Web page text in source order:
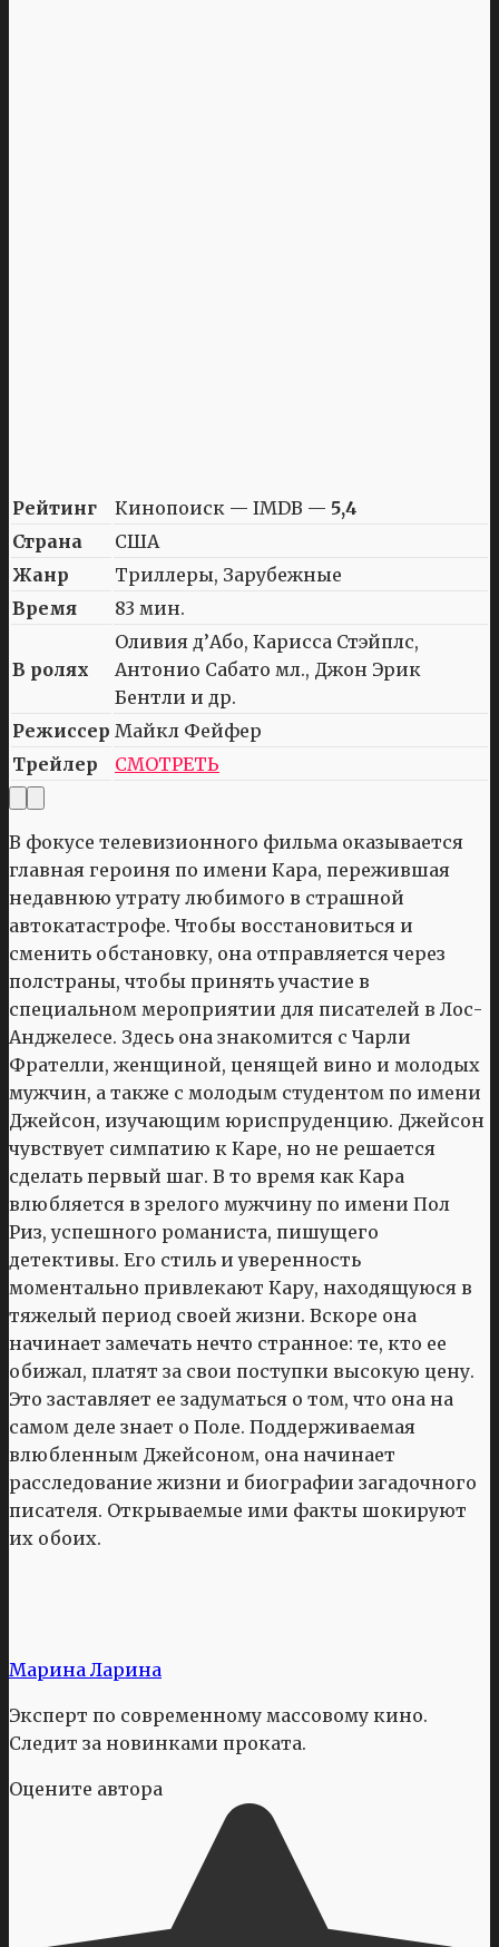
Рейтинг Кинопоиск — IMDB — 5,4
Страна
США
Жанр
Триллеры, Зарубежные
Время
83 мин.
В ролях
Оливия д’Або, Карисса Стэйплс,
Антонио Сабато мл., Джон Эрик
Бентли и др.
Режиссер Майкл Фейфер
Трейлер
СМОТРЕТЬ
В фокусе телевизионного фильма оказывается
главная героиня по имени Кара, пережившая
недавнюю утрату любимого в страшной
автокатастрофе. Чтобы восстановиться и
сменить обстановку, она отправляется через
полстраны, чтобы принять участие в
специальном мероприятии для писателей в Лос-
Анджелесе. Здесь она знакомится с Чарли
Фрателли, женщиной, ценящей вино и молодых
мужчин, а также с молодым студентом по имени
Джейсон, изучающим юриспруденцию. Джейсон
чувствует симпатию к Каре, но не решается
сделать первый шаг. В то время как Кара
влюбляется в зрелого мужчину по имени Пол
Риз, успешного романиста, пишущего
детективы. Его стиль и уверенность
моментально привлекают Кару, находящуюся в
тяжелый период своей жизни. Вскоре она
начинает замечать нечто странное: те, кто ее
обижал, платят за свои поступки высокую цену.
Это заставляет ее задуматься о том, что она на
самом деле знает о Поле. Поддерживаемая
влюбленным Джейсоном, она начинает
расследование жизни и биографии загадочного
писателя. Открываемые ими факты шокируют
их обоих.
Марина Ларина
Эксперт по современному массовому кино.
Следит за новинками проката.
Оцените автора